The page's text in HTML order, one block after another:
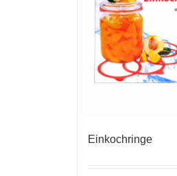
Einkochringe